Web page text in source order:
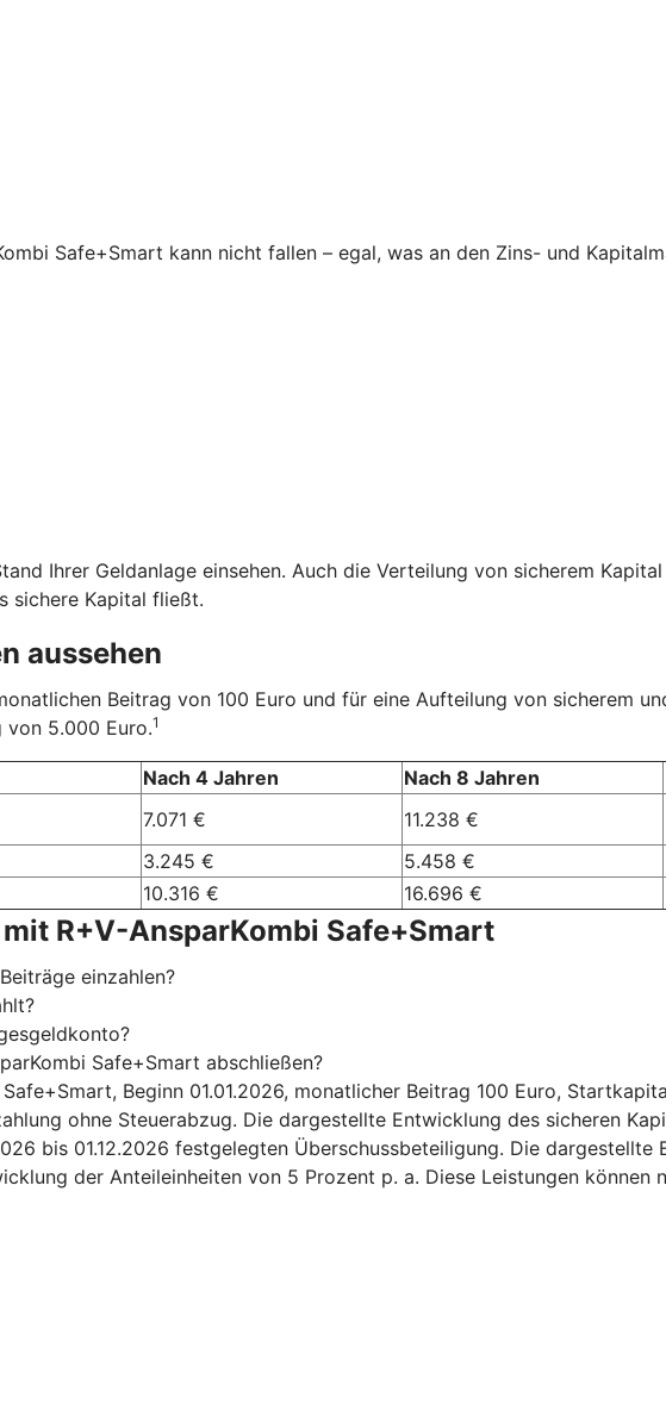
Safe+Smart kann nicht fallen – egal, was an den Zins- und
Ihrer Geldanlage einsehen. Auch die Verteilung von sicherem
sichere Kapital fließt.
aussehen
Beitrag von 100 Euro und für eine Aufteilung von sicherem
von 5.000 Euro.1
Nach 4 Jahren Nach 8 Jahren
7.071 € 11.238 €
3.245 € 5.458 €
10.316 € 16.696 €
R+V-AnsparKombi Safe+Smart
einzahlen?
Safe+Smart abschließen?
Beginn 01.01.2026, monatlicher Beitrag 100 Euro,
ohne Steuerabzug. Die dargestellte Entwicklung des sicheren
bis 01.12.2026 festgelegten Überschussbeteiligung. Die
der Anteileinheiten von 5 Prozent p. a. Diese Leistungen können